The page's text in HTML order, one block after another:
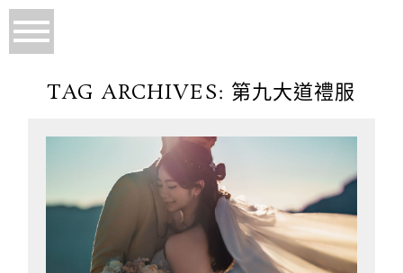
TAG ARCHIVES: 第九大道禮服